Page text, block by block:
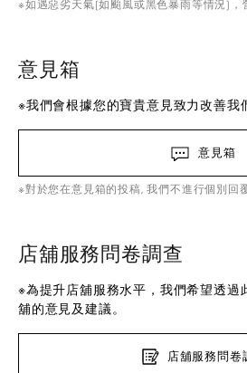
※如遇惡劣天氣(如颱風或黑色暴雨等情況)，
意見箱
※我們會根據您的寶貴意見致力改善我
意見箱
※對於您在意見箱的投稿, 我們不進行個別回
店舖服務問卷調查
※為提升店舖服務水平，我們希望透過
舖的意見及建議。
店舖服務問卷